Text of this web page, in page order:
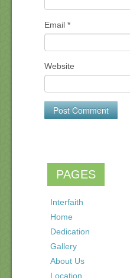
Email *
Website
PAGES
Interfaith
Home
Dedication
Gallery
About Us
Location